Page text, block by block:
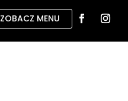
ZOBACZ MENU